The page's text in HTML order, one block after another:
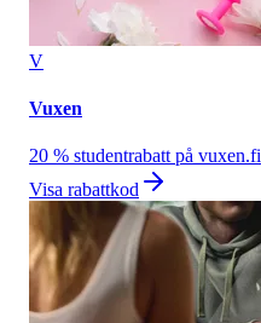
V
Vuxen
20 % studentrabatt på vuxen.fi
Visa rabattkod